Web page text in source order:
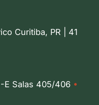
Curitiba, PR | 41
E Salas 405/406 •